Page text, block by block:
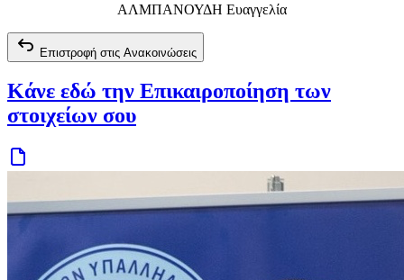
ΑΛΜΠΑΝΟΥΔΗ Ευαγγελία
Επιστροφή στις Ανακοινώσεις
Κάνε εδώ την Επικαιροποίηση των
στοιχείων σου